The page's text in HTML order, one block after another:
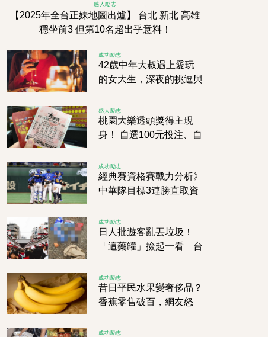
感人勵志
【2025年全台正妹地圖出爐】 台北 新北 高雄
穩坐前3 但第10名超出乎意料！
成功勵志
42歲中年大叔遇上愛玩
的女大生，深夜的挑逗與
燃激情！
感人勵志
桃園大樂透頭獎得主現
身！ 自選100元投注、自
成功勵志
經典賽資格賽戰力分析》
中華隊目標3連勝直取資
容小覷 南非奮力一搏
成功勵志
日人批遊客亂丟垃圾！
「這藥罐」撿起一看 台
成功勵志
昔日平民水果變奢侈品？
香蕉零售破百，網友怒
成功勵志